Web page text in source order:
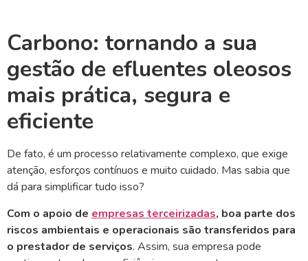
Carbono: tornando a sua
gestão de efluentes oleosos
mais prática, segura e
eficiente
De fato, é um processo relativamente complexo, que exige
atenção, esforços contínuos e muito cuidado. Mas sabia que
dá para simplificar tudo isso?
Com o apoio de empresas terceirizadas, boa parte dos
riscos ambientais e operacionais são transferidos para
o prestador de serviços. Assim, sua empresa pode